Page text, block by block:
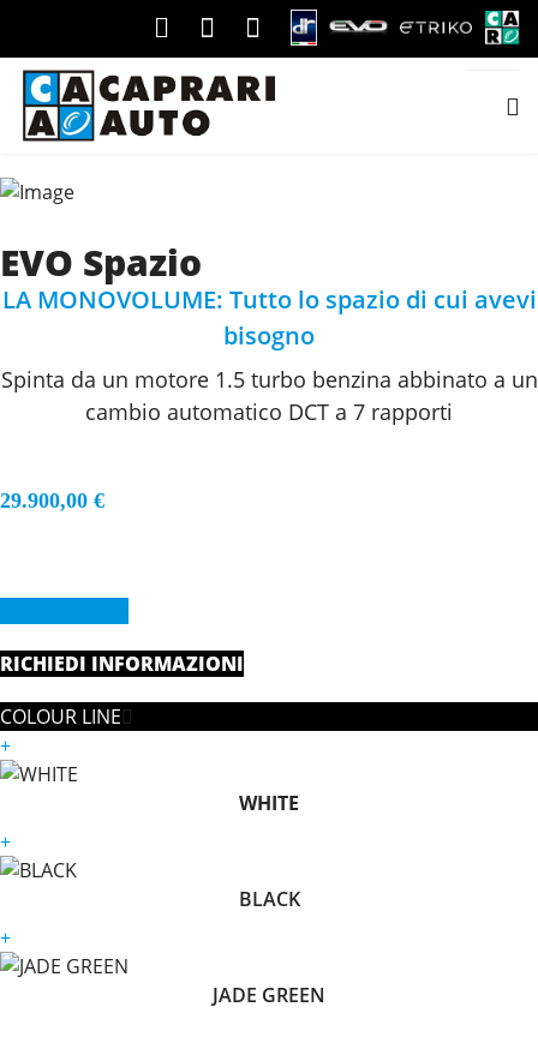
EVO Spazio
LA MONOVOLUME: Tutto lo spazio di cui avevi
bisogno
Spinta da un motore 1.5 turbo benzina abbinato a un
cambio automatico DCT a 7 rapporti
29.900,00 €
RICHIEDI INFORMAZIONI
COLOUR LINE
+
WHITE
+
BLACK
+
JADE GREEN